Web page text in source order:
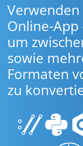
Online-App
um
sowie
Formaten
zu